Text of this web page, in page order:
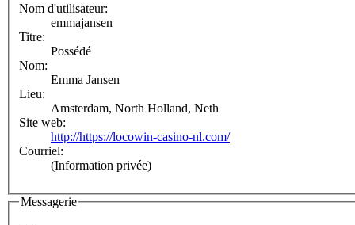
Nom d'utilisateur:
emmajansen
Titre:
Possédé
Nom:
Emma Jansen
Lieu:
Amsterdam, North Holland, Neth
Site web:
http://https://locowin-casino-nl.com/
Courriel:
(Information privée)
Messagerie